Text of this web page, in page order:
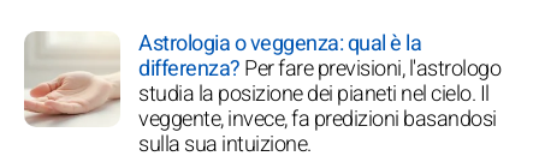
Astrologia o veggenza: qual è la
differenza?Per fare previsioni, l'astrologo
studia la posizione dei pianeti nel cielo. Il
veggente, invece, fa predizioni basandosi
sulla sua intuizione.